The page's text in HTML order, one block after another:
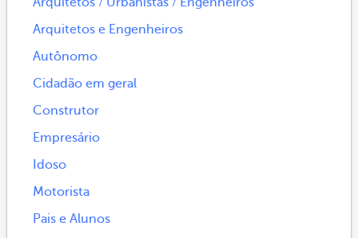
Arquitetos e Engenheiros
Autônomo
Cidadão em geral
Construtor
Empresário
Idoso
Motorista
Pais e Alunos